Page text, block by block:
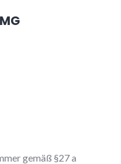
gemäß §27 a